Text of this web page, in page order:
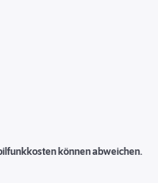
können abweichen.